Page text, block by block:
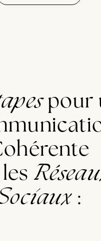
pour
: